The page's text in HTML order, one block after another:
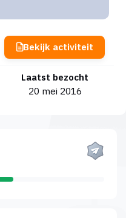
Laatst bezocht
20 mei 2016
Bekijk activiteit